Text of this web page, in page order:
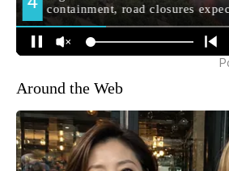
Around the Web